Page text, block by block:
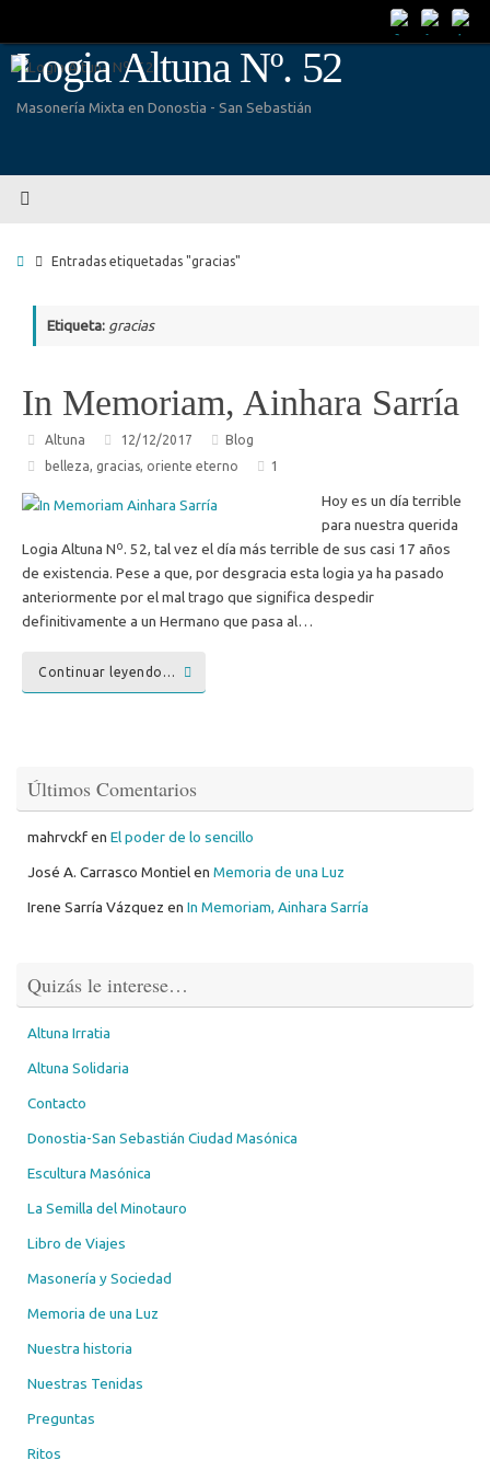
contenido
Logia Altuna Nº. 52
Masonería Mixta en Donostia - San Sebastián
InicioEntradas etiquetadas "gracias"
Etiqueta: gracias
In Memoriam, Ainhara Sarría
Altuna 12/12/2017
Blog
belleza, gracias, oriente eterno 1
Hoy es un día terrible
para nuestra querida
Logia Altuna Nº. 52, tal vez el día más terrible de sus casi 17 años
de existencia. Pese a que, por desgracia esta logia ya ha pasado
anteriormente por el mal trago que significa despedir
definitivamente a un Hermano que pasa al…
Continuar leyendo…
Últimos Comentarios
mahrvckfen El poder de lo sencillo
José A. Carrasco Montielen Memoria de una Luz
Irene Sarría Vázquez en In Memoriam, Ainhara Sarría
Quizás le interese…
Altuna Irratia
Altuna Solidaria
Contacto
Donostia-San Sebastián Ciudad Masónica
Escultura Masónica
La Semilla del Minotauro
Libro de Viajes
Masonería y Sociedad
Memoria de una Luz
Nuestra historia
Nuestras Tenidas
Preguntas
Ritos